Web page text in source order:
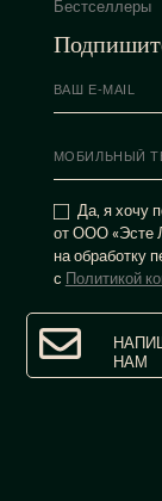
Бестселлеры
Да, я хочу
от ООО «Эсте
на обработку
с Политикой
НАМ